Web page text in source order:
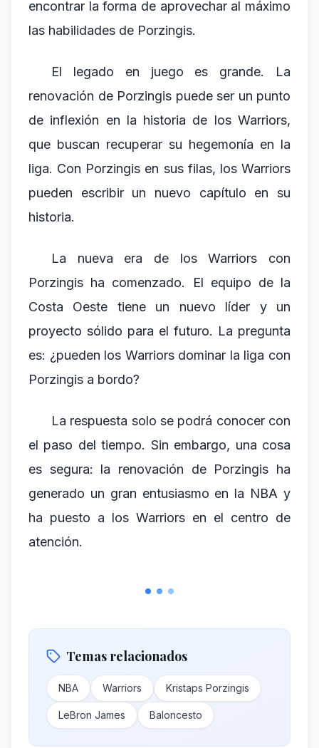
encontrar la forma de aprovechar al máximo
las habilidades de Porzingis.
El legado en juego es grande. La
renovación de Porzingis puede ser un punto
de inflexión en la historia de los Warriors,
que buscan recuperar su hegemonía en la
liga. Con Porzingis en sus filas, los Warriors
pueden escribir un nuevo capítulo en su
historia.
La nueva era de los Warriors con
Porzingis ha comenzado. El equipo de la
Costa Oeste tiene un nuevo líder y un
proyecto sólido para el futuro. La pregunta
es: ¿pueden los Warriors dominar la liga con
Porzingis a bordo?
La respuesta solo se podrá conocer con
el paso del tiempo. Sin embargo, una cosa
es segura: la renovación de Porzingis ha
generado un gran entusiasmo en la NBA y
ha puesto a los Warriors en el centro de
atención.
Temas relacionados
NBA Warriors Kristaps Porzingis
LeBron James Baloncesto